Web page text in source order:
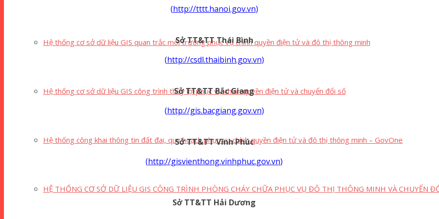
Hệ thống cơ sở dữ liệu GIS quan trắc môi trường phục vụ chính quyền điện tử và đô thị thông minh
Hệ thống cơ sở dữ liệu GIS công trình thủy lợi phục vụ chính quyền điện tử và chuyển đổi số
Hệ thống công khai thông tin đất đai, quy hoạch phục vụ chính quyền điện tử và đô thị thông minh – GovOne
HỆ THỐNG CƠ SỞ DỮ LIỆU GIS CÔNG TRÌNH PHÒNG CHÁY CHỮA PHỤC VỤ ĐÔ THỊ THÔNG MINH VÀ CHUYỂN
(http://tttt.hanoi.gov.vn)
Sở TT&TT Thái Bình
(http://csdl.thaibinh.gov.vn)
Sở TT&TT Bắc Giang
(http://gis.bacgiang.gov.vn)
Sở TT&TT Vĩnh Phúc
(http://gisvienthong.vinhphuc.gov.vn)
Sở TT&TT Hải Dương